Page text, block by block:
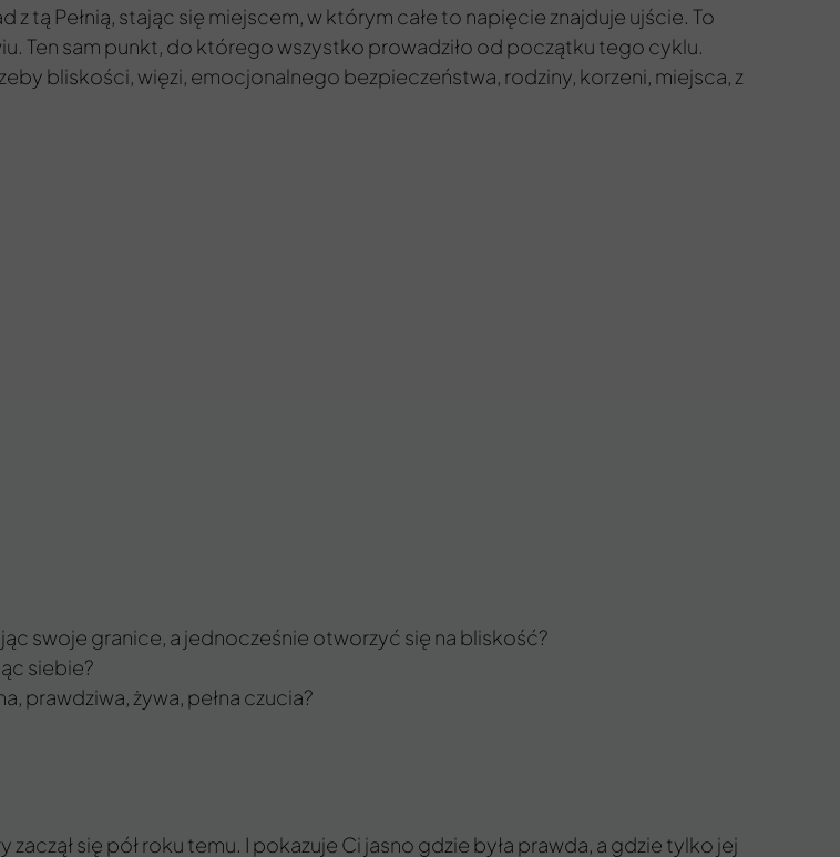
z tą Pełnią, stając się miejscem, w którym całe to napięcie znajduje ujście. To
Ten sam punkt, do którego wszystko prowadziło od początku tego cyklu.
bliskości, więzi, emocjonalnego bezpieczeństwa, rodziny, korzeni, miejsca, z
swoje granice, a jednocześnie otworzyć się na bliskość?
siebie?
prawdziwa, żywa, pełna czucia?
się pół roku temu. I pokazuje Ci jasno gdzie była prawda, a gdzie tylko jej